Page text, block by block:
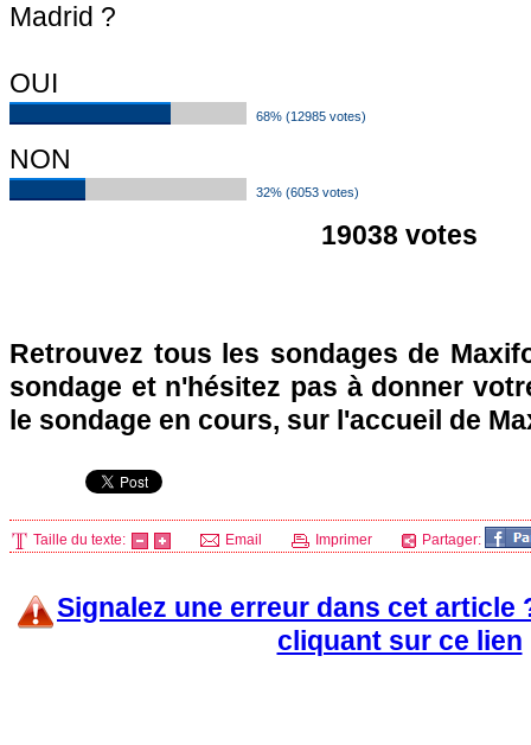
Madrid ?
OUI
68% (12985 votes)
NON
32% (6053 votes)
19038 votes
Retrouvez tous les sondages de
sondage et n'hésitez pas à donner
le sondage en cours, sur l'accueil de
Taille du texte: Email Imprimer Partager:
Signalez une erreur dans cet article
cliquant sur ce lien